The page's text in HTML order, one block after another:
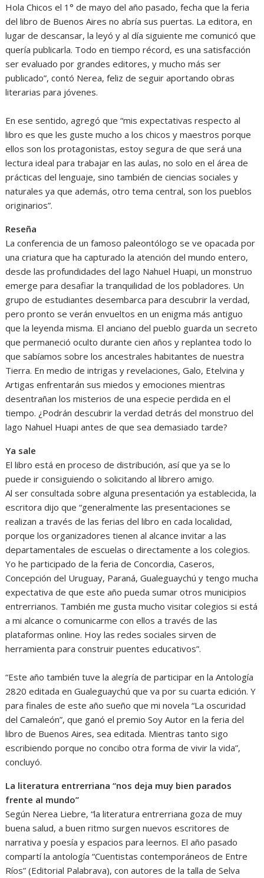
Hola Chicos el 1° de mayo del año pasado, fecha que la feria
del libro de Buenos Aires no abría sus puertas. La editora, en
lugar de descansar, la leyó y al día siguiente me comunicó que
quería publicarla. Todo en tiempo récord, es una satisfacción
ser evaluado por grandes editores, y mucho más ser
publicado”, contó Nerea, feliz de seguir aportando obras
literarias para jóvenes.
En ese sentido, agregó que “mis expectativas respecto al
libro es que les guste mucho a los chicos y maestros porque
ellos son los protagonistas, estoy segura de que será una
lectura ideal para trabajar en las aulas, no solo en el área de
prácticas del lenguaje, sino también de ciencias sociales y
naturales ya que además, otro tema central, son los pueblos
originarios”.
Reseña
La conferencia de un famoso paleontólogo se ve opacada por
una criatura que ha capturado la atención del mundo entero,
desde las profundidades del lago Nahuel Huapi, un monstruo
emerge para desafiar la tranquilidad de los pobladores. Un
grupo de estudiantes desembarca para descubrir la verdad,
pero pronto se verán envueltos en un enigma más antiguo
que la leyenda misma. El anciano del pueblo guarda un secreto
que permaneció oculto durante cien años y replantea todo lo
que sabíamos sobre los ancestrales habitantes de nuestra
Tierra. En medio de intrigas y revelaciones, Galo, Etelvina y
Artigas enfrentarán sus miedos y emociones mientras
desentrañan los misterios de una especie perdida en el
tiempo. ¿Podrán descubrir la verdad detrás del monstruo del
lago Nahuel Huapi antes de que sea demasiado tarde?
Ya sale
El libro está en proceso de distribución, así que ya se lo
puede ir consiguiendo o solicitando al librero amigo.
Al ser consultada sobre alguna presentación ya establecida, la
escritora dijo que “generalmente las presentaciones se
realizan a través de las ferias del libro en cada localidad,
porque los organizadores tienen al alcance invitar a las
departamentales de escuelas o directamente a los colegios.
Yo he participado de la feria de Concordia, Caseros,
Concepción del Uruguay, Paraná, Gualeguaychú y tengo mucha
expectativa de que este año pueda sumar otros municipios
entrerrianos. También me gusta mucho visitar colegios si está
a mi alcance o comunicarme con ellos a través de las
plataformas online. Hoy las redes sociales sirven de
herramienta para construir puentes educativos”.
“Este año también tuve la alegría de participar en la Antología
2820 editada en Gualeguaychú que va por su cuarta edición. Y
para finales de este año sueño que mi novela “La oscuridad
del Camaleón”, que ganó el premio Soy Autor en la feria del
libro de Buenos Aires, sea editada. Mientras tanto sigo
escribiendo porque no concibo otra forma de vivir la vida”,
concluyó.
La literatura entrerriana “nos deja muy bien parados
frente al mundo”
Según Nerea Liebre, “la literatura entrerriana goza de muy
buena salud, a buen ritmo surgen nuevos escritores de
narrativa y poesía y espacios para leernos. El año pasado
compartí la antología “Cuentistas contemporáneos de Entre
Ríos” (Editorial Palabrava), con autores de la talla de Selva